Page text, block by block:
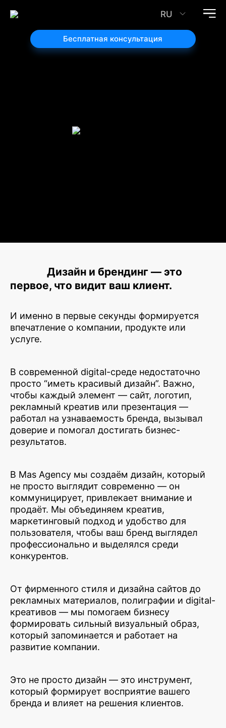
RU
Бесплатная консультация
Дизайн и брендинг — это
первое, что видит ваш клиент.
И именно в первые секунды формируется
впечатление о компании, продукте или
услуге.
В современной digital-среде недостаточно
просто “иметь красивый дизайн”. Важно,
чтобы каждый элемент — сайт, логотип,
рекламный креатив или презентация —
работал на узнаваемость бренда, вызывал
доверие и помогал достигать бизнес-
результатов.
В Mas Agency мы создаём дизайн, который
не просто выглядит современно — он
коммуницирует, привлекает внимание и
продаёт. Мы объединяем креатив,
маркетинговый подход и удобство для
пользователя, чтобы ваш бренд выглядел
профессионально и выделялся среди
конкурентов.
От фирменного стиля и дизайна сайтов до
рекламных материалов, полиграфии и digital-
креативов — мы помогаем бизнесу
формировать сильный визуальный образ,
который запоминается и работает на
развитие компании.
Это не просто дизайн — это инструмент,
который формирует восприятие вашего
бренда и влияет на решения клиентов.